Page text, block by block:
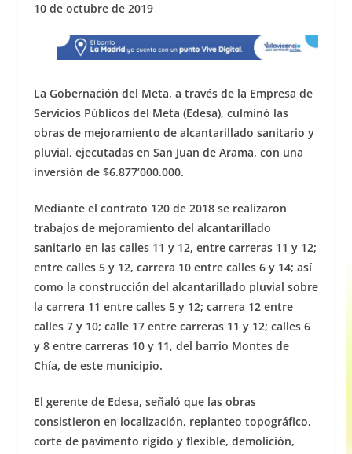
c
e
b
o
o
k
at
s
A
p
p
ss
e
n
g
er
e
10 de octubre de 2019
La Gobernación del Meta, a través de la Empresa de
Servicios Públicos del Meta (Edesa), culminó las
obras de mejoramiento de alcantarillado sanitario y
pluvial, ejecutadas en San Juan de Arama, con una
inversión de $6.877’000.000.
Mediante el contrato 120 de 2018 se realizaron
trabajos de mejoramiento del alcantarillado
sanitario en las calles 11 y 12, entre carreras 11 y 12;
entre calles 5 y 12, carrera 10 entre calles 6 y 14; así
como la construcción del alcantarillado pluvial sobre
la carrera 11 entre calles 5 y 12; carrera 12 entre
calles 7 y 10; calle 17 entre carreras 11 y 12; calles 6
y 8 entre carreras 10 y 11, del barrio Montes de
Chía, de este municipio.
El gerente de Edesa, señaló que las obras
consistieron en localización, replanteo topográfico,
corte de pavimento rígido y flexible, demolición,